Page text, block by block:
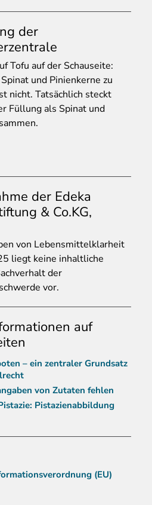
der
Tofu auf der Schauseite:
und Pinienkerne zu
nicht. Tatsächlich steckt
Füllung als Spinat und
der Edeka
& Co.KG,
von Lebensmittelklarheit
liegt keine inhaltliche
der
vor.
auf
– ein zentraler Grundsatz
von Zutaten fehlen
Pistazienabbildung
(EU)